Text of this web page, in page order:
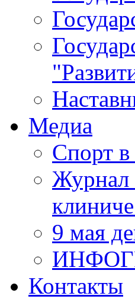
Медиа
Спорт
Журнал
9 мая
Контакты